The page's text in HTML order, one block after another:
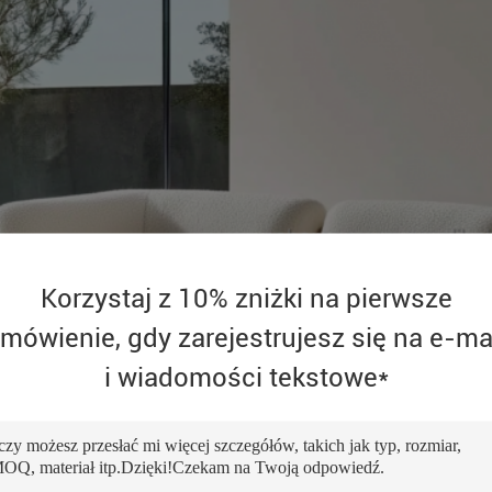
Korzystaj z 10% zniżki na pierwsze
gdy zarejestrujesz się na e-
i wiadomości tekstowe*